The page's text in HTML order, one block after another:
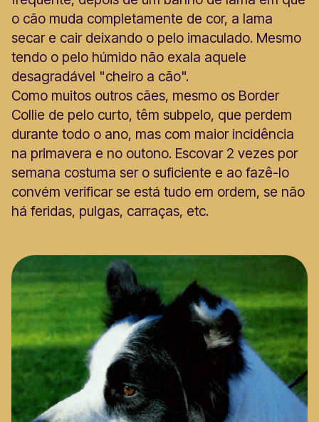
o cão muda completamente de cor, a lama
secar e cair deixando o pelo imaculado. Mesmo
tendo o pelo húmido não exala aquele
desagradável "cheiro a cão".
Como muitos outros cães, mesmo os Border
Collie de pelo curto, têm subpelo, que perdem
durante todo o ano, mas com maior incidência
na primavera e no outono. Escovar 2 vezes por
semana costuma ser o suficiente e ao fazê-lo
convém verificar se está tudo em ordem, se não
há feridas, pulgas, carraças, etc.